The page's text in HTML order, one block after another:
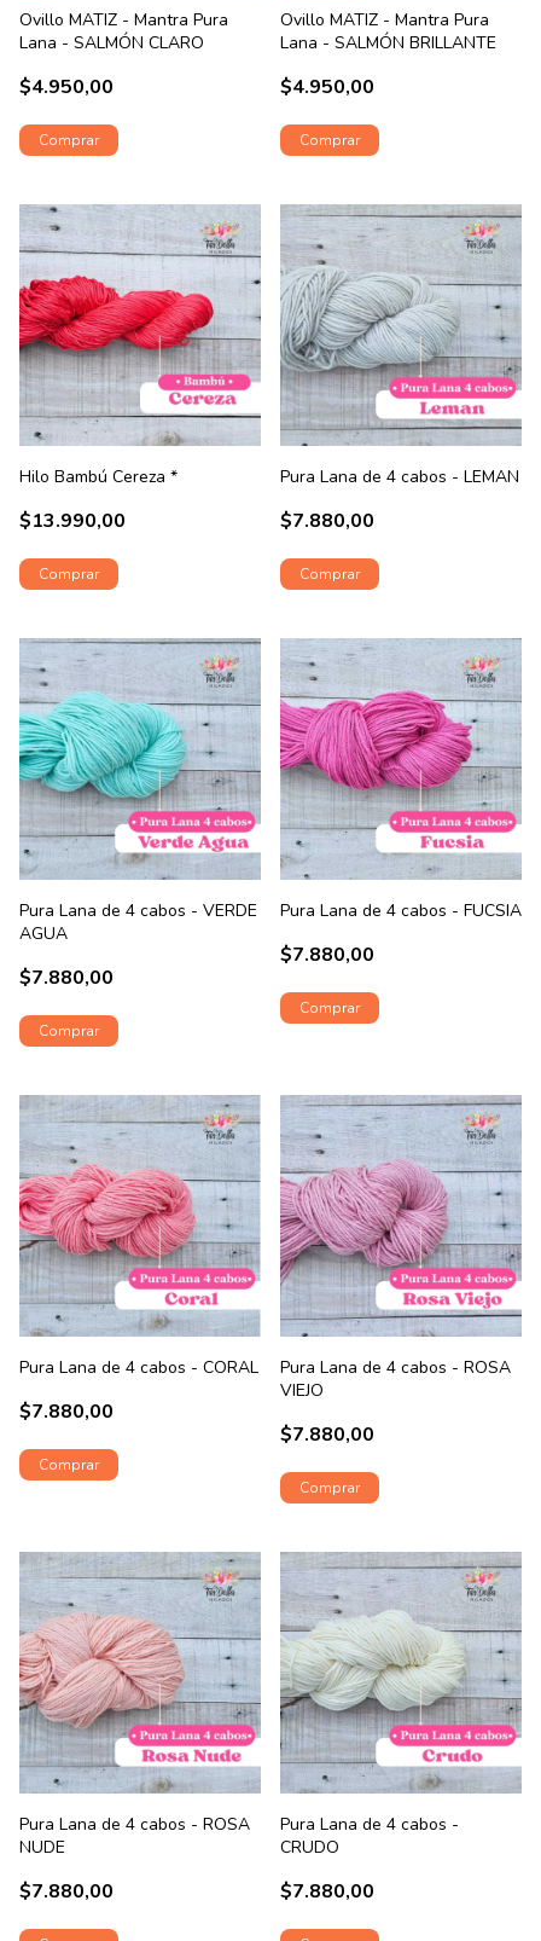
Ovillo MATIZ - Mantra Pura
Lana - SALMÓN CLARO
$4.950,00
Ovillo MATIZ - Mantra Pura
Lana - SALMÓN BRILLANTE
$4.950,00
Hilo Bambú Cereza *
$13.990,00
Pura Lana de 4 cabos - LEMAN
$7.880,00
Pura Lana de 4 cabos - VERDE
AGUA
$7.880,00
Pura Lana de 4 cabos - FUCSIA
$7.880,00
Pura Lana de 4 cabos - CORAL
$7.880,00
Pura Lana de 4 cabos - ROSA
VIEJO
$7.880,00
Pura Lana de 4 cabos - ROSA
NUDE
$7.880,00
Pura Lana de 4 cabos -
CRUDO
$7.880,00